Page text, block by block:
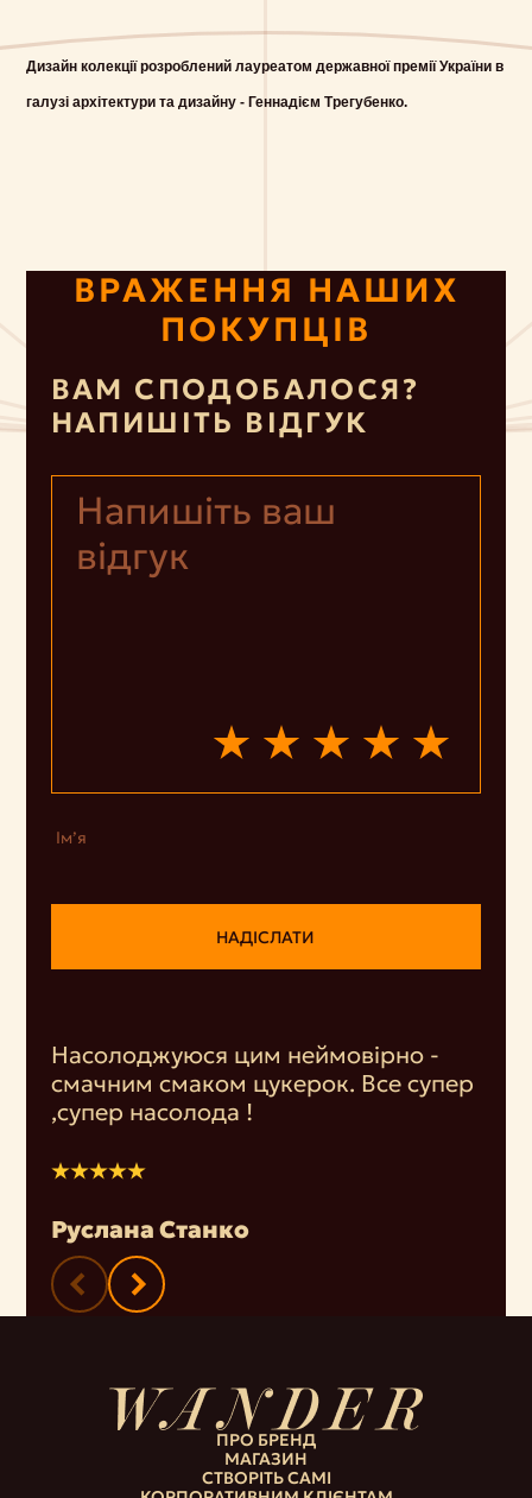
Дизайн колекції розроблений лауреатом державної премії України в
галузі архітектури та дизайну - Геннадієм Трегубенко.
ВРАЖЕННЯ НАШИХ
ПОКУПЦІВ
Насолоджуюся цим неймовірно -
cмачним смаком цукерок. Все супер
,супер насолода !
Руслана Станко
ВАМ СПОДОБАЛОСЯ?
НАПИШІТЬ ВІДГУК
Ім’я
НАДІСЛАТИ
ПРО БРЕНД
МАГАЗИН
СТВОРІТЬ САМІ